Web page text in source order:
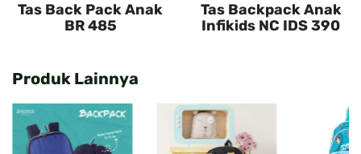
Tas Back Pack Anak
BR 485
Tas Backpack Anak
Infikids NC IDS 390
Produk Lainnya